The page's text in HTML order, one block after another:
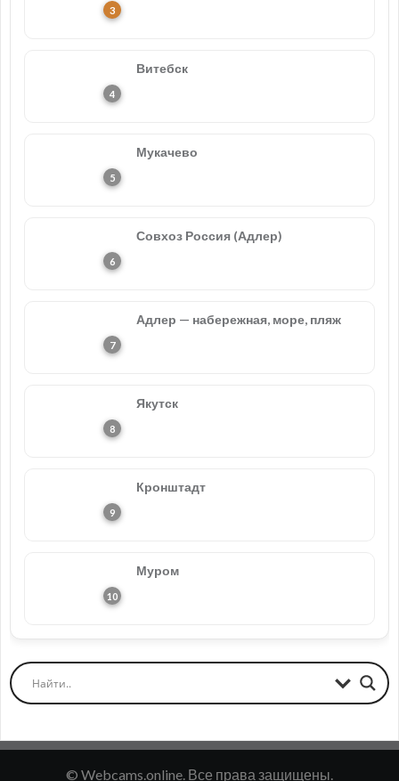
Витебск
Мукачево
Совхоз Россия (Адлер)
Адлер — набережная, море, пляж
Якутск
Кронштадт
Муром
© Webcams.online. Все права защищены.